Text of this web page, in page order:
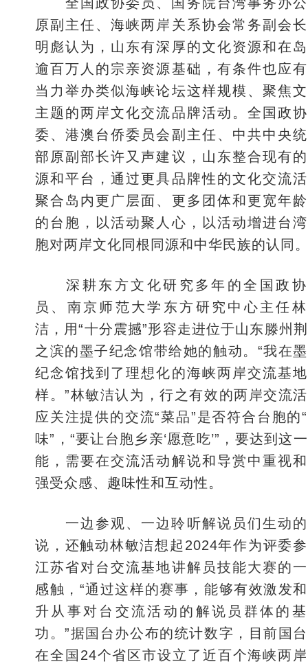
原副主任、海峡两岸关系协会常务副会
明彪认为，山东有深厚的文化资源和在
逾百万人的宗亲资源基础，有条件也应
当力举办类似海峡论坛这样规模、聚焦
主题的两岸文化交流品牌活动。全国政
委、港澳台侨委员会副主任、中共中央
部原副部长许又声建议，山东整合现有
源和平台，通过更具品牌性的文化交流
聚合岛内更广层面、更多团体和更宽年
的台胞，以活动聚人心，以活动增进台
胞对两岸文化同根同源和中华民族的认同
深耕东方文化研究多年的全国政
员、南京师范大学东方研究中心主任
洁，用“十分震撼”形容走进位于山东滕州
之滨的墨子纪念馆带给她的触动。“我在
纪念馆找到了理想化的海峡两岸交流基
样。”林敏洁认为，行之有效的两岸交流
应关注提供的交流“菜品”是否符合台胞的
味”，“要让台胞乡亲‘愿意吃’”，要达到这
能，需要在交流活动解说和导赏中重视
强受众感、趣味性和互动性。
一边参观、一边聆听解说员们生动
说，还触动林敏洁想起2024年作为评委
江苏省对台交流基地讲解员技能大赛的
感触，“通过这样的赛事，能够有效激发
升从事对台交流活动的解说员群体的
功。”据国台办公布的统计数字，目前国
在全国24个省区市设立了近百个海峡两